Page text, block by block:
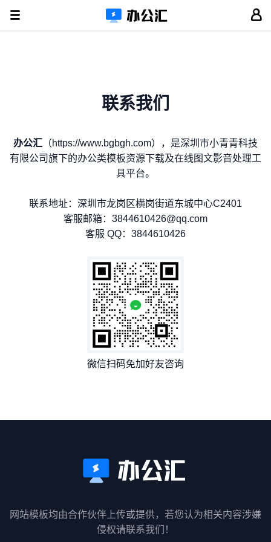
联系我们
办公汇 （https://www.bgbgh.com），是深圳市小青青科技
有限公司旗下的办公类模板资源下载及在线图文影音处理工
具平台。
联系地址：深圳市龙岗区横岗街道东城中心C2401
客服邮箱：3844610426@qq.com
客服 QQ：3844610426
微信扫码免加好友咨询
网站模板均由合作伙伴上传或提供，若您认为相关内容涉嫌
侵权请联系我们！